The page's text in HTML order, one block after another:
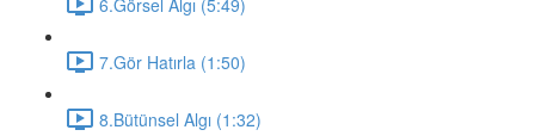
7.Gör Hatırla (1:50)
8.Bütünsel Algı (1:32)